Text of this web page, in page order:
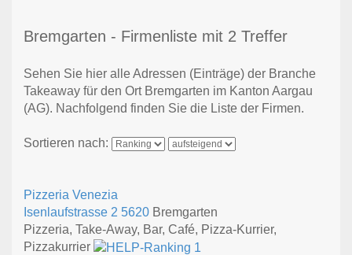
Bremgarten - Firmenliste mit 2 Treffer
Sehen Sie hier alle Adressen (Einträge) der Branche
Takeaway für den Ort Bremgarten im Kanton Aargau
(AG). Nachfolgend finden Sie die Liste der Firmen.
Sortieren nach:
Pizzeria Venezia
Isenlaufstrasse 2 5620 Bremgarten
Pizzeria, Take-Away, Bar, Café, Pizza-Kurrier,
Pizzakurrier